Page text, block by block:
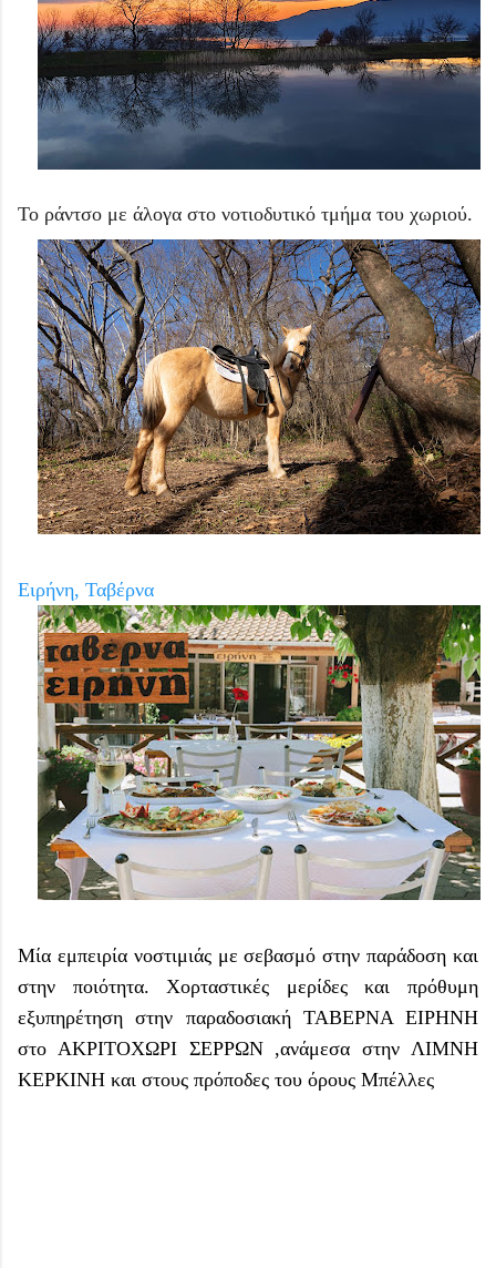
Το ράντσο με άλογα στο νοτιοδυτικό τμήμα του χωριού.
Ειρήνη, Ταβέρνα
Μία εμπειρία νοστιμιάς με σεβασμό στην παράδοση και
στην ποιότητα. Χορταστικές μερίδες και πρόθυμη
εξυπηρέτηση στην παραδοσιακή ΤΑΒΕΡΝΑ ΕΙΡΗΝΗ
στο ΑΚΡΙΤΟΧΩΡΙ ΣΕΡΡΩΝ ,ανάμεσα στην ΛΙΜΝΗ
ΚΕΡΚΙΝΗ και στους πρόποδες του όρους Μπέλλες